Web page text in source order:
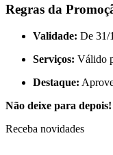
Regras da
Validade: De 31/
Serviços: Válido
Destaque:
Não deixe para depois!
Receba novidades